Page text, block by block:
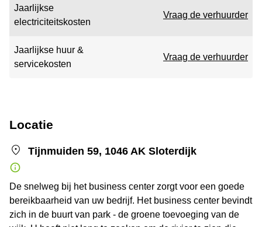
Jaarlijkse
electriciteitskosten
Vraag de verhuurder
Jaarlijkse huur &
servicekosten
Vraag de verhuurder
Locatie
Tijnmuiden 59, 1046 AK Sloterdijk
De snelweg bij het business center zorgt voor een goede
bereikbaarheid van uw bedrijf. Het business center bevindt
zich in de buurt van park - de groene toevoeging van de